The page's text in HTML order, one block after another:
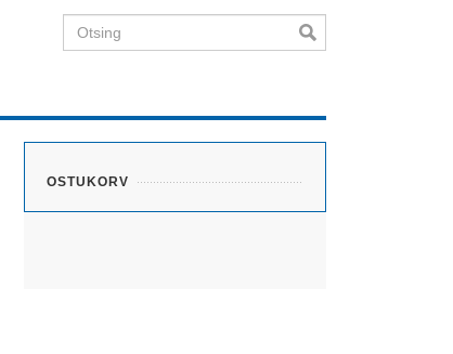
Otsing
OSTUKORV